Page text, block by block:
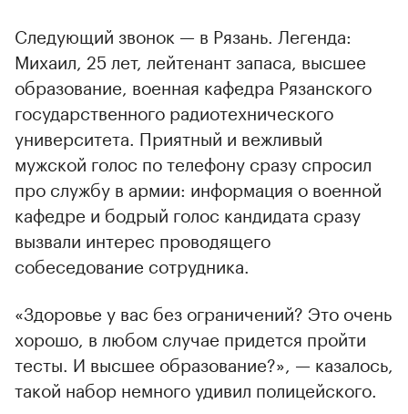
Следующий звонок — в Рязань. Легенда:
Михаил, 25 лет, лейтенант запаса, высшее
образование, военная кафедра Рязанского
государственного радиотехнического
университета. Приятный и вежливый
мужской голос по телефону сразу спросил
про службу в армии: информация о военной
кафедре и бодрый голос кандидата сразу
вызвали интерес проводящего
собеседование сотрудника.
«Здоровье у вас без ограничений? Это очень
хорошо, в любом случае придется пройти
тесты. И высшее образование?», — казалось,
такой набор немного удивил полицейского.